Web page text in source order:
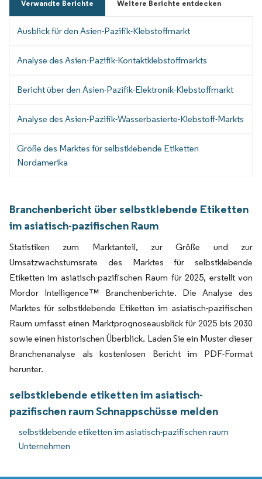
Verwandte Berichte Weitere Berichte entdecken
Ausblick für den Asien-Pazifik-Klebstoffmarkt
Analyse des Asien-Pazifik-Kontaktklebstoffmarkts
Bericht über den Asien-Pazifik-Elektronik-Klebstoffmarkt
Analyse des Asien-Pazifik-Wasserbasierte-Klebstoff-Markts
Größe des Marktes für selbstklebende Etiketten
Nordamerika
Branchenbericht über selbstklebende Etiketten
im asiatisch-pazifischen Raum
Statistiken zum Marktanteil, zur Größe und zur
Umsatzwachstumsrate des Marktes für selbstklebende
Etiketten im asiatisch-pazifischen Raum für 2025, erstellt von
Mordor Intelligence™ Branchenberichte. Die Analyse des
Marktes für selbstklebende Etiketten im asiatisch-pazifischen
Raum umfasst einen Marktprognoseausblick für 2025 bis 2030
sowie einen historischen Überblick. Laden Sie ein Muster dieser
Branchenanalyse als kostenlosen Bericht im PDF-Format
herunter.
selbstklebende etiketten im asiatisch-
pazifischen raum Schnappschüsse melden
selbstklebende etiketten im asiatisch-pazifischen raum
Unternehmen